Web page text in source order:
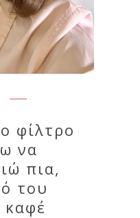
φίλτρο
να
πια,
του
καφέ